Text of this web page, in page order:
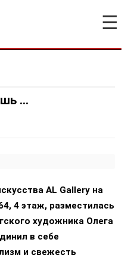
☰
…
AL Gallery на
4 этаж, разместилась
художника Олега
в себе
и свежесть